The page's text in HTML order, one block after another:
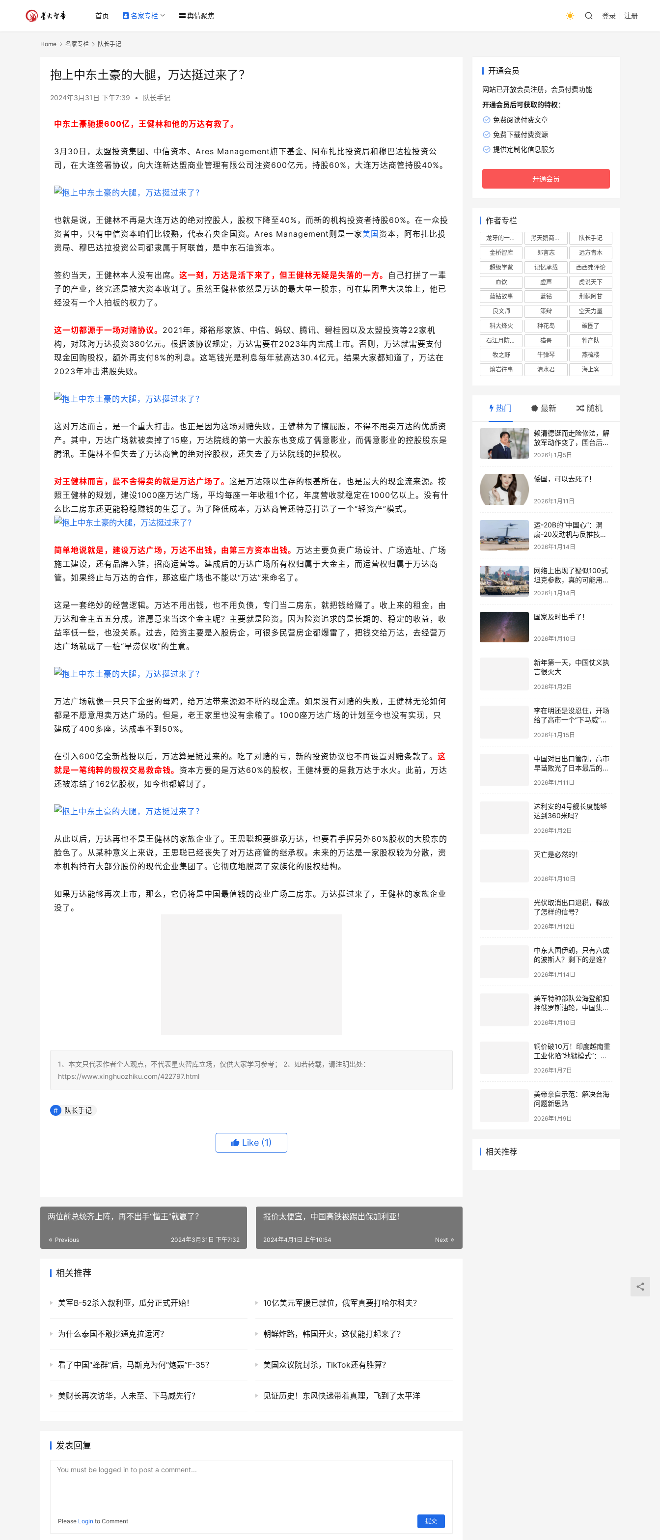
首页 名家专栏 舆情聚焦 登录 注册
Home 名家专栏 队长手记
抱上中东土豪的大腿，万达挺过来了？
2024年3月31日 下午7:39 • 队长手记
中东土豪驰援600亿，王健林和他的万达有救了。
3月30日，太盟投资集团、中信资本、Ares Management旗下基金、阿布扎比投资局和穆巴达拉投资公
司，在大连签署协议，向大连新达盟商业管理有限公司注资600亿元，持股60%，大连万达商管持股40%。
也就是说，王健林不再是大连万达的绝对控股人，股权下降至40%，而新的机构投资者持股60%。在一众投
资者中，只有中信资本咱们比较熟，代表着央企国资。Ares Management则是一家美国 资本，阿布扎比投
资局、穆巴达拉投资公司都隶属于阿联酋，是中东石油资本。
签约当天，王健林本人没有出席。 这一刻，万达是活下来了，但王健林无疑是失落的一方。 自己打拼了一辈
子的产业，终究还是被大资本收割了。虽然王健林依然是万达的最大单一股东，可在集团重大决策上，他已
经没有一个人拍板的权力了。
这一切都源于一场对赌协议。 2021年，郑裕彤家族、中信、蚂蚁、腾讯、碧桂园以及太盟投资等22家机
构，对珠海万达投资380亿元。根据该协议规定，万达需要在2023年内完成上市。否则，万达就需要支付
现金回购股权，额外再支付8%的利息。这笔钱光是利息每年就高达30.4亿元。结果大家都知道了，万达在
2023年冲击港股失败。
这对万达而言，是一个重大打击。也正是因为这场对赌失败，王健林为了擦屁股，不得不甩卖万达的优质资
产。其中，万达广场就被卖掉了15座，万达院线的第一大股东也变成了儒意影业，而儒意影业的控股股东是
腾讯。王健林不但失去了万达商管的绝对控股权，还失去了万达院线的控股权。
对王健林而言，最不舍得卖的就是万达广场了。 这是万达赖以生存的根基所在，也是最大的现金流来源。按
照王健林的规划，建设1000座万达广场，平均每座一年收租1个亿，年度营收就稳定在1000亿以上。没有什
么比二房东还更能稳稳赚钱的生意了。为了降低成本，万达商管还特意打造了一个“轻资产”模式。
简单地说就是，建设万达广场，万达不出钱，由第三方资本出钱。 万达主要负责广场设计、广场选址、广场
施工建设，还有品牌入驻，招商运营等。建成后的万达广场所有权归属于大金主，而运营权归属于万达商
管。如果终止与万达的合作，那这座广场也不能以“万达”来命名了。
这是一套绝妙的经营逻辑。万达不用出钱，也不用负债，专门当二房东，就把钱给赚了。收上来的租金，由
万达和金主五五分成。谁愿意来当这个金主呢？主要就是险资。因为险资追求的是长期的、稳定的收益，收
益率低一些，也没关系。过去，险资主要是入股房企，可很多民营房企都爆雷了，把钱交给万达，去经营万
达广场就成了一桩“旱涝保收”的生意。
万达广场就像一只只下金蛋的母鸡，给万达带来源源不断的现金流。如果没有对赌的失败，王健林无论如何
都是不愿意甩卖万达广场的。但是，老王家里也没有余粮了。1000座万达广场的计划至今也没有实现，只
建成了400多座，达成率不到50%。
在引入600亿全新战投以后，万达算是挺过来的。吃了对赌的亏，新的投资协议也不再设置对赌条款了。 这
就是一笔纯粹的股权交易救命钱。 资本方要的是万达60%的股权，王健林要的是救万达于水火。此前，万达
还被冻结了162亿股权，如今也都解封了。
从此以后，万达再也不是王健林的家族企业了。王思聪想要继承万达，也要看手握另外60%股权的大股东的
脸色了。从某种意义上来说，王思聪已经丧失了对万达商管的继承权。未来的万达是一家股权较为分散，资
本机构持有大部分股份的现代企业集团了。它彻底地脱离了家族化的股权结构。
如果万达能够再次上市，那么，它仍将是中国最值钱的商业广场二房东。万达挺过来了，王健林的家族企业
没了。
1、本文只代表作者个人观点，不代表星火智库立场，仅供大家学习参考； 2、如若转载，请注明出处：
https://www.xinghuozhiku.com/422797.html
队长手记
Like (1)
两位前总统齐上阵，再不出手“懂王”就赢了？
Previous 2024年3月31日 下午7:32
报价太便宜，中国高铁被踢出保加利亚！
Next
2024年4月1日 上午10:54
相关推荐
美军B-52杀入叙利亚，瓜分正式开始！ 10亿美元军援已就位，俄军真要打哈尔科夫？
为什么泰国不敢挖通克拉运河？ 朝鲜炸路，韩国开火，这仗能打起来了？
看了中国“蜂群”后，马斯克为何“炮轰”F-35？ 美国众议院封杀，TikTok还有胜算？
美财长再次访华，人未至、下马威先行？ 见证历史！东风快递带着真理，飞到了太平洋
发表回复
You must be logged in to post a comment...
Please Login to Comment 提交
开通会员
网站已开放会员注册，会员付费功能
开通会员后可获取的特权：
免费阅读付费文章
免费下载付费资源
提供定制化信息服务
开通会员
作者专栏
龙牙的一座山 黑天鹅商业情报站
队长手记
金桥智库
郎言志
远方青木
超级学爸
记忆承载
西西弗评论
血饮
虚声
虎说天下
蓝钻故事
蓝钻
荆棘阿甘
良文师
策辩
空天力量
科大烽火
种花岛
破圈了
石江月防务观察
猫哥
牲产队
牧之野
牛弹琴
燕梳楼
熔岩往事
清水君 海上客
热门 最新 随机
赖清德铤而走险修法，解
放军动作变了，围台后的
“真正杀招”曝光
2026年1月5日
倭国，可以去死了！
2026年1月11日
运-20B的“中国心”：涡
扇-20发动机与反推技术
大突破！
2026年1月14日
网络上出现了疑似100式
坦克参数，真的可能用了
钛合金装甲！
2026年1月14日
国家及时出手了！
2026年1月10日
新年第一天，中国仗义执
言很火大
2026年1月2日
李在明还是没忍住，开场
给了高市一个“下马威”，
2026年1月15日
中国对日出口管制，高市
早苗败光了日本最后的国
2026年1月11日
达利安的4号舰长度能够
达到360米吗？
2026年1月2日
灭亡是必然的！
2026年1月10日
光伏取消出口退税，释放
了怎样的信号？
2026年1月12日
中东大国伊朗，只有六成
的波斯人？剩下的是谁？
2026年1月14日
美军特种部队公海登船扣
押俄罗斯油轮，中国集装
2026年1月10日
铜价破10万！印度越南重
工业化陷“地狱模式”：中
再也复刻不了
2026年1月7日
美帝亲自示范：解决台海
问题新思路
2026年1月9日
相关推荐